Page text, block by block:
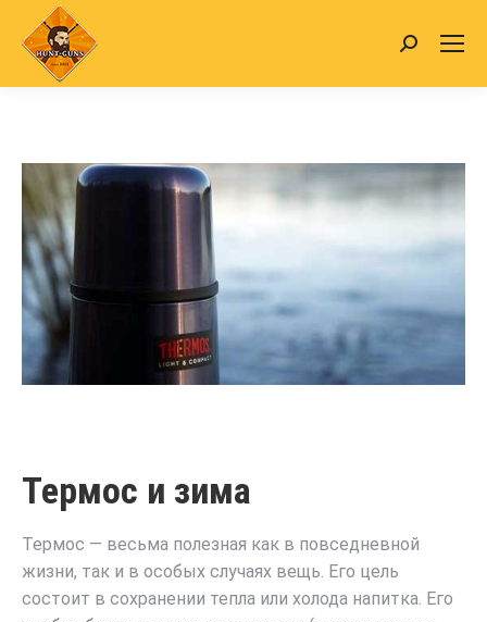
Search:
Термос и зима
Термос — весьма полезная как в повседневной
жизни, так и в особых случаях вещь. Его цель
состоит в сохранении тепла или холода напитка. Его